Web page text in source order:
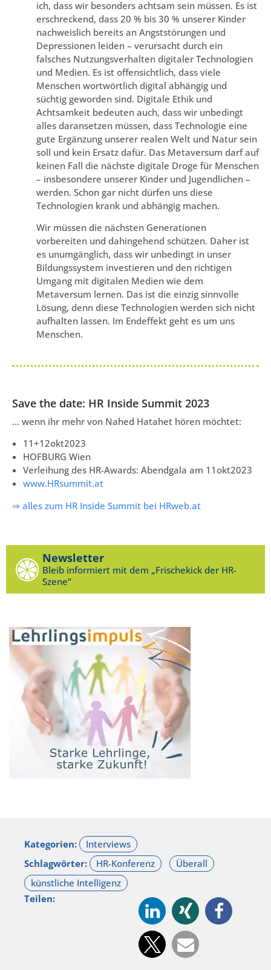
ich, dass wir besonders achtsam sein müssen. Es ist
erschreckend, dass 20 % bis 30 % unserer Kinder
nachweislich bereits an Angststörungen und
Depressionen leiden – verursacht durch ein
falsches Nutzungsverhalten digitaler Technologien
und Medien. Es ist offensichtlich, dass viele
Menschen wortwörtlich digital abhängig und
süchtig geworden sind. Digitale Ethik und
Achtsamkeit bedeuten auch, dass wir unbedingt
alles daransetzen müssen, dass Technologie eine
gute Ergänzung unserer realen Welt und Natur sein
soll und kein Ersatz dafür. Das Metaversum darf auf
keinen Fall die nächste digitale Droge für Menschen
– insbesondere unserer Kinder und Jugendlichen –
werden. Schon gar nicht dürfen uns diese
Technologien krank und abhängig machen.
Wir müssen die nächsten Generationen
vorbereiten und dahingehend schützen. Daher ist
es unumgänglich, dass wir unbedingt in unser
Bildungssystem investieren und den richtigen
Umgang mit digitalen Medien wie dem
Metaversum lernen. Das ist die einzig sinnvolle
Lösung, denn diese Technologien werden sich nicht
aufhalten lassen. Im Endeffekt geht es um uns
Menschen.
Save the date: HR Inside Summit 2023
… wenn ihr mehr von Nahed Hatahet hören möchtet:
11+12okt2023
HOFBURG Wien
Verleihung des HR-Awards: Abendgala am 11okt2023
www.HRsummit.at
⇒ alles zum HR Inside Summit bei HRweb.at
Newsletter
Bleib informiert mit dem „Frischekick der HR-
Szene“
Kategorien:
Schlagwörter:
Teilen: